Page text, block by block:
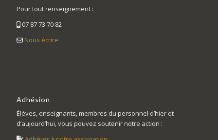
Pour tout renseignement :
07 87 73 70 82
Nous écrire
Adhésion
Élèves, enseignants, membres du personnel d’hier et
d’aujourd’hui, vous pouvez soutenir notre action :